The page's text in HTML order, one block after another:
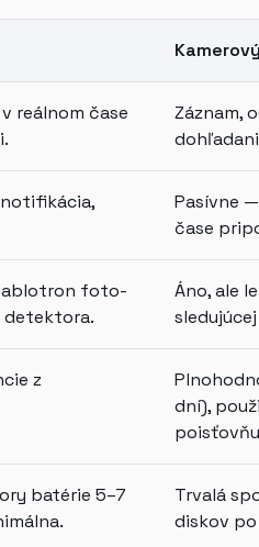
reálnom čase
Záznam,
Pasívne
čase
foto-
detektora.
Áno, ale
z
dní),
batérie 5–7
Trvalá
diskov